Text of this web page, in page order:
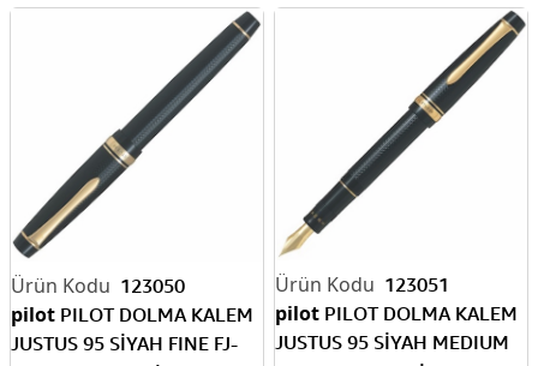
123050
pilot PILOT DOLMA KALEM
JUSTUS 95 SİYAH FINE FJ-
123051
pilot PILOT DOLMA KALEM
JUSTUS 95 SİYAH MEDIUM